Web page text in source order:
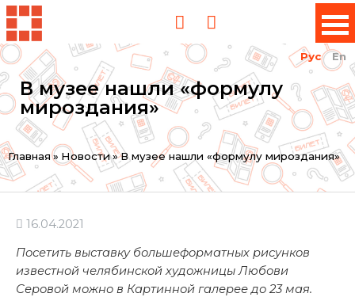
Рус En
В музее нашли «формулу
мироздания»
Вы
здесь
Главная » Новости»В музее нашли «формулу мироздания»
16.04.2021
Посетить выставку большеформатных рисунков
известной челябинской художницы Любови
Серовой можно в Картинной галерее до 23 мая.